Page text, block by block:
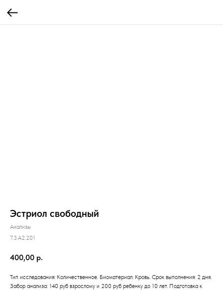
Эстриол свободный
Анализы
7.3.A2.201
400,00 р.
Тип исследования: Количественное. Биоматериал: Кровь. Срок выполнения: 2 дня.
Забор анализа: 140 руб взрослому и 200 руб ребенку до 10 лет. Подготовка к